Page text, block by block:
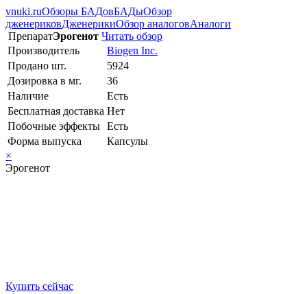
vnuki.ruОбзоры БАДовБАДыОбзор
дженериковДженерикиОбзор аналоговАналоги
ПрепаратЭрогенот Читать обзор
Производитель
Biogen Inc.
Продано шт.
5924
Дозировка в мг.
36
Наличие
Есть
Бесплатная доставка Нет
Побочные эффекты Есть
Форма выпуска
Капсулы
×
Эрогенот
Купить сейчас